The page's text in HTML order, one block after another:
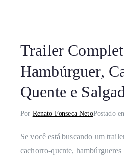
Trailer
Hambúrguer,
Quente e
Por Renato Fonseca NetoPostado
Se você está buscando um
cachorro-quente, hambúrgueres